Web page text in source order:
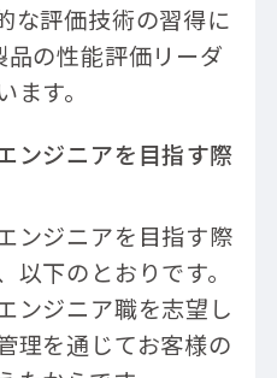
な評価技術の習得に
の性能評価リーダ
す。
ンジニアを目指す際
ンジニアを目指す際
下のとおりです。
ンジニア職を志望し
理を通じてお客様の